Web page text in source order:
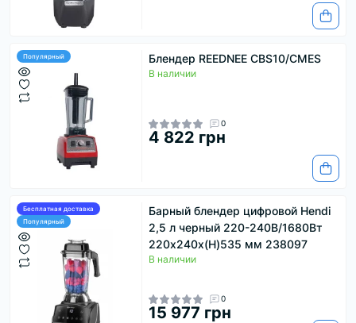
Популярный Блендер REEDNEE CBS10/CMES
В наличии
0
4 822 грн
Бесплатная доставка
Популярный
Барный блендер цифровой Hendi
2,5 л черный 220-240В/1680Вт
220x240x(H)535 мм 238097
В наличии
0
15 977 грн